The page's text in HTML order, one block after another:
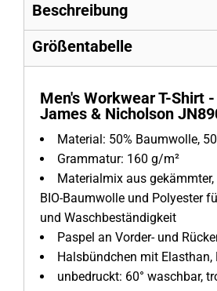
Beschreibung
Größentabelle
Men's Workwear T-Shirt -
James & Nicholson
Material: 50% Baumwolle,
Grammatur: 160 g/m²
Materialmix aus
BIO-Baumwolle und Polyester
und Waschbeständigkeit
Paspel an Vorder- und
Halsbündchen mit Elasthan,
unbedruckt: 60° waschbar,